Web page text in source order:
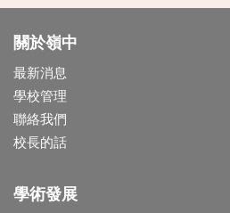
關於嶺中
最新消息
學校管理
聯絡我們
校長的話
學術發展